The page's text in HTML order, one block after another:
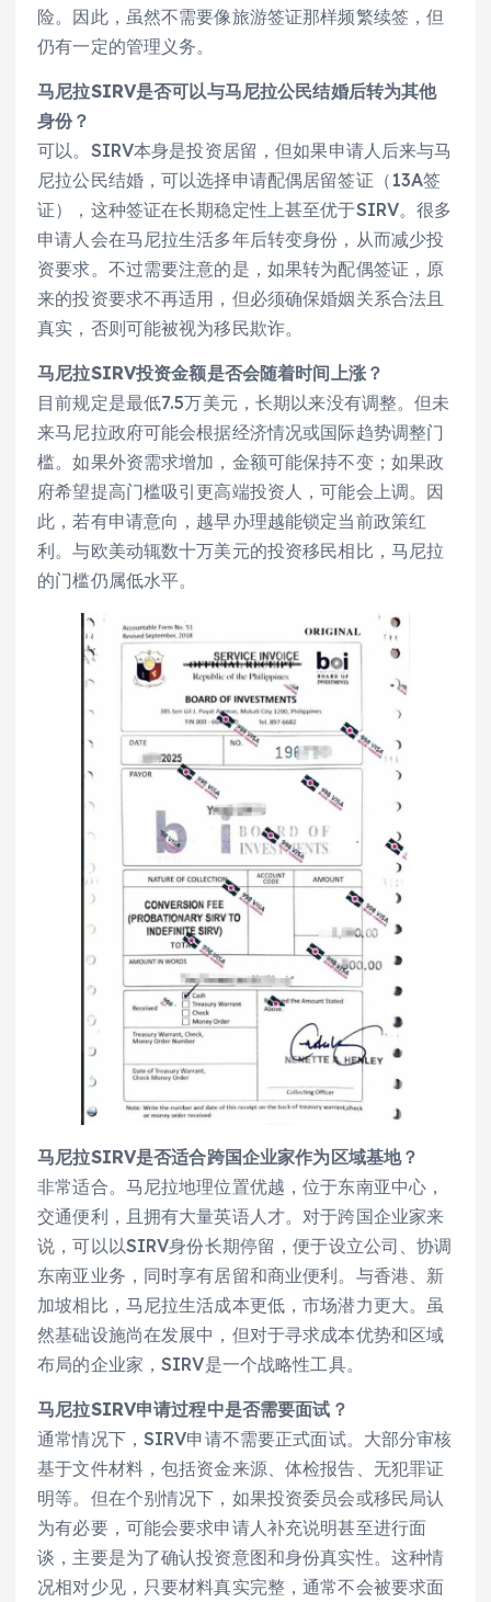
险。因此，虽然不需要像旅游签证那样频繁续签，但
仍有一定的管理义务。
马尼拉SIRV是否可以与马尼拉公民结婚后转为其他
身份？
可以。SIRV本身是投资居留，但如果申请人后来与马
尼拉公民结婚，可以选择申请配偶居留签证（13A签
证），这种签证在长期稳定性上甚至优于SIRV。很多
申请人会在马尼拉生活多年后转变身份，从而减少投
资要求。不过需要注意的是，如果转为配偶签证，原
来的投资要求不再适用，但必须确保婚姻关系合法且
真实，否则可能被视为移民欺诈。
马尼拉SIRV投资金额是否会随着时间上涨？
目前规定是最低7.5万美元，长期以来没有调整。但未
来马尼拉政府可能会根据经济情况或国际趋势调整门
槛。如果外资需求增加，金额可能保持不变；如果政
府希望提高门槛吸引更高端投资人，可能会上调。因
此，若有申请意向，越早办理越能锁定当前政策红
利。与欧美动辄数十万美元的投资移民相比，马尼拉
的门槛仍属低水平。
马尼拉SIRV是否适合跨国企业家作为区域基地？
非常适合。马尼拉地理位置优越，位于东南亚中心，
交通便利，且拥有大量英语人才。对于跨国企业家来
说，可以以SIRV身份长期停留，便于设立公司、协调
东南亚业务，同时享有居留和商业便利。与香港、新
加坡相比，马尼拉生活成本更低，市场潜力更大。虽
然基础设施尚在发展中，但对于寻求成本优势和区域
布局的企业家，SIRV是一个战略性工具。
马尼拉SIRV申请过程中是否需要面试？
通常情况下，SIRV申请不需要正式面试。大部分审核
基于文件材料，包括资金来源、体检报告、无犯罪证
明等。但在个别情况下，如果投资委员会或移民局认
为有必要，可能会要求申请人补充说明甚至进行面
谈，主要是为了确认投资意图和身份真实性。这种情
况相对少见，只要材料真实完整，通常不会被要求面